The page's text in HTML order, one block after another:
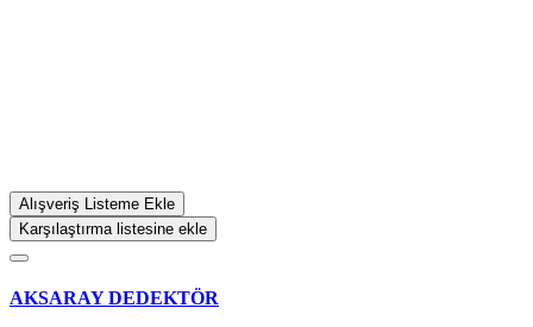
Alışveriş Listeme Ekle
Karşılaştırma listesine ekle
AKSARAY DEDEKTÖR